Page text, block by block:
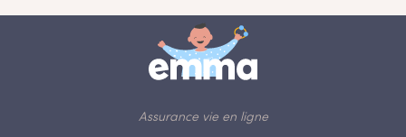
Assurance vie en ligne